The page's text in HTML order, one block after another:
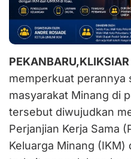
PEKANBARU,KLIKSIAR
memperkuat perannya
masyarakat Minang di
tersebut diwujudkan
Perjanjian Kerja Sama
Keluarga Minang (IKM)